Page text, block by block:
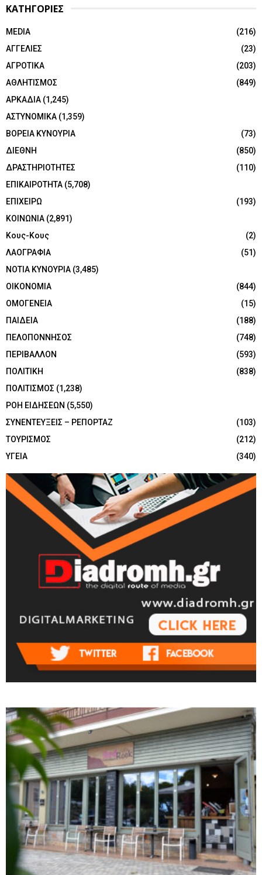
ΚΑΤΗΓΟΡΙΕΣ
MEDIA
(216)
ΑΓΓΕΛΙΕΣ
(23)
ΑΓΡΟΤΙΚΑ
(203)
ΑΘΛΗΤΙΣΜΟΣ
(849)
ΑΡΚΑΔΙΑ (1,245)
ΑΣΤΥΝΟΜΙΚΑ (1,359)
ΒΟΡΕΙΑ ΚΥΝΟΥΡΙΑ
(73)
ΔΙΕΘΝΗ
(850)
ΔΡΑΣΤΗΡΙΟΤΗΤΕΣ
(110)
ΕΠΙΚΑΙΡΟΤΗΤΑ (5,708)
ΕΠΙΧΕΙΡΩ
(193)
ΚΟΙΝΩΝΙΑ (2,891)
Κους-Κους
(2)
ΛΑΟΓΡΑΦΙΑ
(51)
ΝΟΤΙΑ ΚΥΝΟΥΡΙΑ (3,485)
ΟΙΚΟΝΟΜΙΑ
(844)
ΟΜΟΓΕΝΕΙΑ
(15)
ΠΑΙΔΕΙΑ
(188)
ΠΕΛΟΠΟΝΝΗΣΟΣ
(748)
ΠΕΡΙΒΑΛΛΟΝ
(593)
ΠΟΛΙΤΙΚΗ
(838)
ΠΟΛΙΤΙΣΜΟΣ (1,238)
ΡΟΗ ΕΙΔΗΣΕΩΝ (5,550)
ΣΥΝΕΝΤΕΥΞΕΙΣ – ΡΕΠΟΡΤΑΖ
(103)
ΤΟΥΡΙΣΜΟΣ
(212)
ΥΓΕΙΑ
(340)